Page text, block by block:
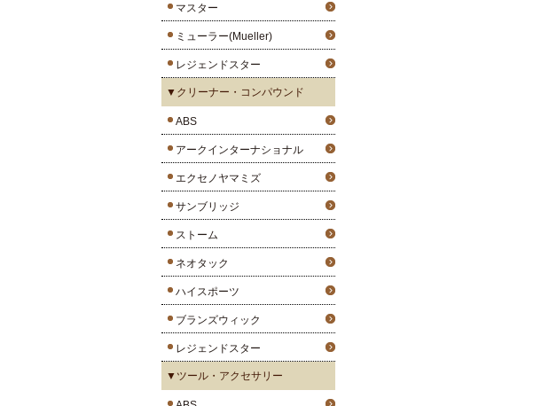
マスター
ミューラー(Mueller)
レジェンドスター
▼クリーナー・コンパウンド
ABS
アークインターナショナル
エクセノヤマミズ
サンブリッジ
ストーム
ネオタック
ハイスポーツ
ブランズウィック
レジェンドスター
▼ツール・アクセサリー